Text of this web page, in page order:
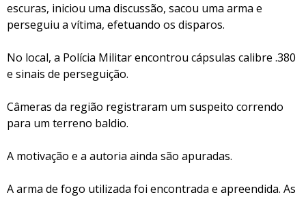
escuras, iniciou uma discussão, sacou uma arma e
perseguiu a vítima, efetuando os disparos.
No local, a Polícia Militar encontrou cápsulas calibre .380
e sinais de perseguição.
Câmeras da região registraram um suspeito correndo
para um terreno baldio.
A motivação e a autoria ainda são apuradas.
A arma de fogo utilizada foi encontrada e apreendida. As